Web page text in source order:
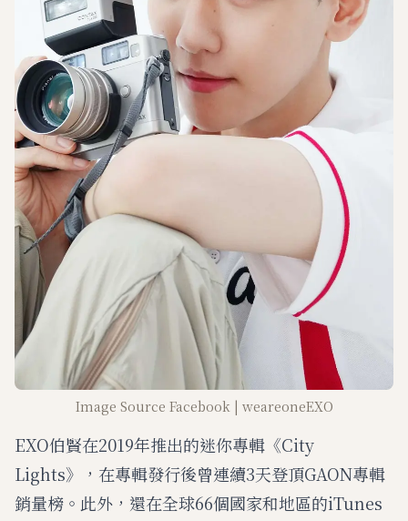
Image Source Facebook | weareoneEXO
EXO伯賢在2019年推出的迷你專輯《City
Lights》，在專輯發行後曾連續3天登頂GAON專輯
銷量榜。此外，還在全球66個國家和地區的iTunes